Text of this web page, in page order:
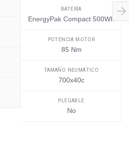
BATERÍA
EnergyPak Compact 500Wh
POTENCIA MOTOR
85 Nm
TAMAÑO NEUMÁTICO
700x40c
PLEGABLE
No